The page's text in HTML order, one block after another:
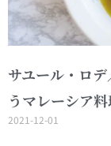
サユール・ロ
うマレーシア
2021-12-01